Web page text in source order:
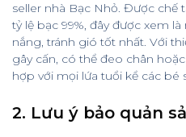
seller nhà Bạc Nhỏ. Được chế
tỷ lệ bạc 99%, đây được xem
nắng, tránh gió tốt nhất. Với
gây cấn, có thể đeo chân
hợp với mọi lứa tuổi kể các bé
2. Lưu ý bảo quản